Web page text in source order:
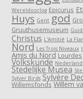
Wereldoorlog Epicurus
Huys Gent god
Gruuthusemuseum
Christus L'Amitié La
Nord Les Trois Niveaux
Amis du Nord Lourdes
Volkskunde Nederland
Stedelijke Musea
Sylver Birds Sylvère
Willemsfonds Willem